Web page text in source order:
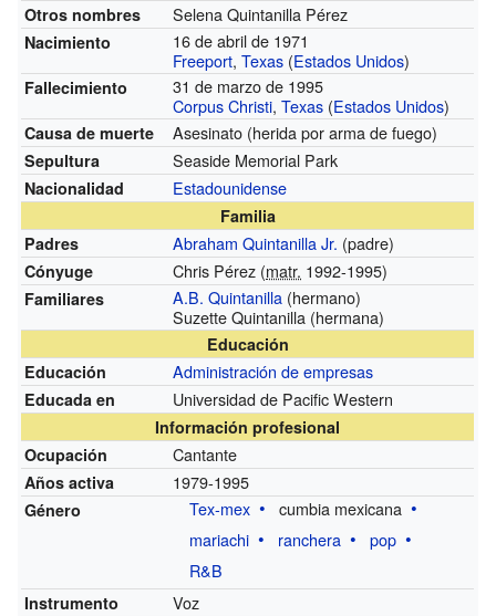
Otros nombres Selena Quintanilla Pérez
Nacimiento
16 de abril de 1971
Freeport,Texas (Estados Unidos)
Fallecimiento
31 de marzo de 1995
Corpus Christi,Texas (Estados Unidos)
Causa de muerte Asesinato (herida por arma de fuego)
Sepultura Seaside Memorial Park
Nacionalidad Estadounidense
Familia
Padres
Abraham Quintanilla Jr. (padre)
Cónyuge Chris Pérez (matr. 1992-1995)
Familiares A.B. Quintanilla (hermano)
Suzette Quintanilla (hermana)
Educación
Educación
Administración de empresas
Educada en Universidad de Pacific Western
Información profesional
Ocupación
Cantante
Años activa 1979-1995
Género Tex-mex
cumbia mexicana
mariachi
ranchera
pop
R&B
Instrumento Voz